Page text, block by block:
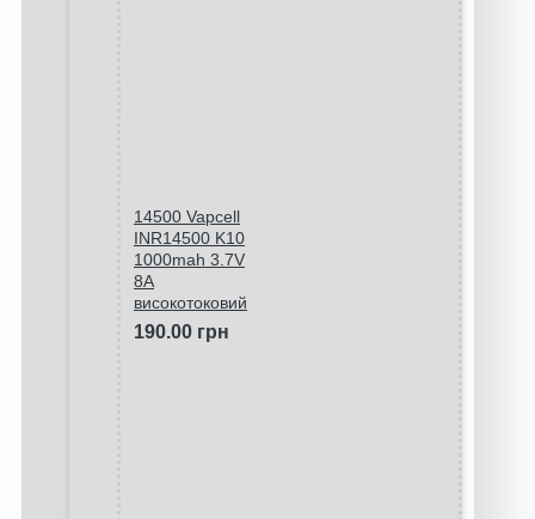
14500 Vapcell
INR14500 K10
1000mah 3.7V
8A
високотоковий
190.00 грн